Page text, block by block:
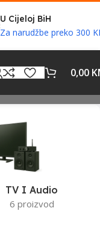
U Cijeloj BiH
Za narudžbe preko 300
0,00
TV I Audio
6 proizvod